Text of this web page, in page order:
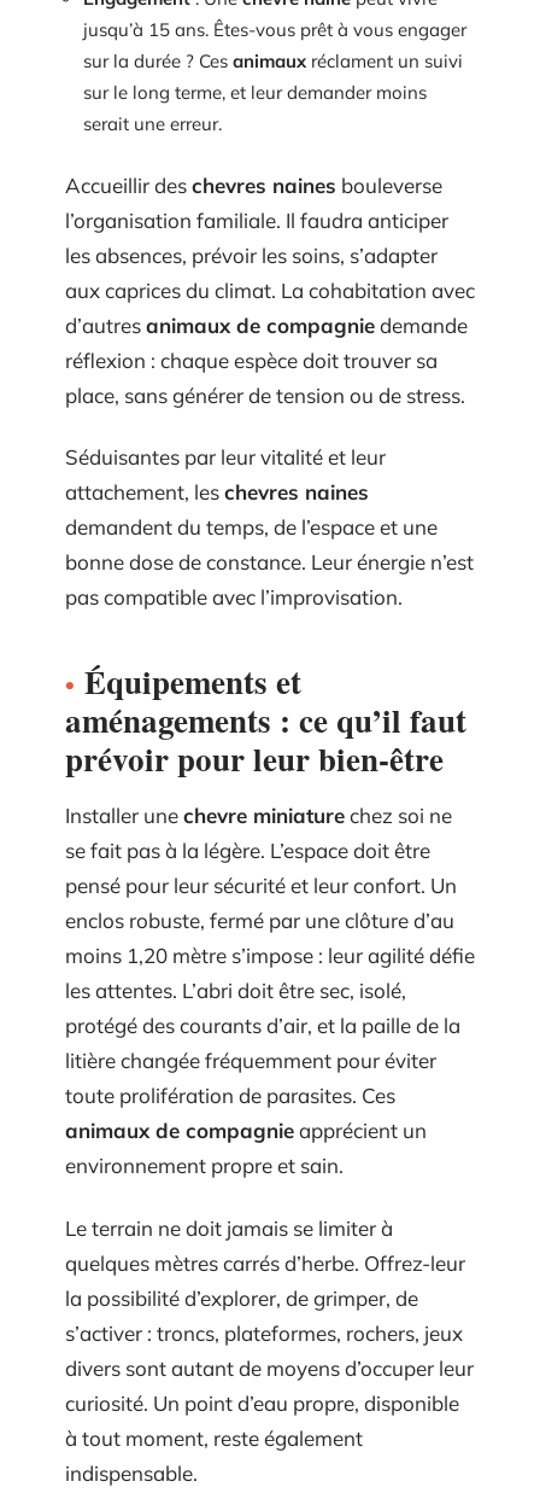
jusqu’à 15 ans. Êtes-vous prêt à vous engager
sur la durée ? Ces animaux réclament un suivi
sur le long terme, et leur demander moins
serait une erreur.
Accueillir deschevres naines bouleverse
l’organisation familiale. Il faudra anticiper
les absences, prévoir les soins, s’adapter
aux caprices du climat. La cohabitation avec
d’autresanimaux de compagniedemande
réflexion : chaque espèce doit trouver sa
place, sans générer de tension ou de stress.
Séduisantes par leur vitalité et leur
attachement, leschevres naines
demandent du temps, de l’espace et une
bonne dose de constance. Leur énergie n’est
pas compatible avec l’improvisation.
Équipements et
aménagements : ce qu’il faut
prévoir pour leur bien-être
Installer unechevre miniaturechez soi ne
se fait pas à la légère. L’espace doit être
pensé pour leur sécurité et leur confort. Un
enclos robuste, fermé par une clôture d’au
moins 1,20 mètre s’impose : leur agilité défie
les attentes. L’abri doit être sec, isolé,
protégé des courants d’air, et la paille de la
litière changée fréquemment pour éviter
toute prolifération de parasites. Ces
animaux de compagnieapprécient un
environnement propre et sain.
Le terrain ne doit jamais se limiter à
quelques mètres carrés d’herbe. Offrez-leur
la possibilité d’explorer, de grimper, de
s’activer : troncs, plateformes, rochers, jeux
divers sont autant de moyens d’occuper leur
curiosité. Un point d’eau propre, disponible
à tout moment, reste également
indispensable.